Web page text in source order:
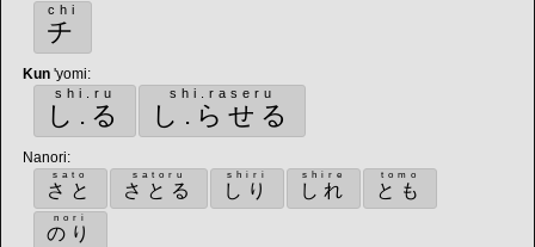
チ
chi
Kun 'yomi:
し.る
shi.ru
し.らせる
shi.raseru
Nanori:
さと
sato
さとる
satoru
しり
shiri
しれ
shire
とも
tomo
のり
nori